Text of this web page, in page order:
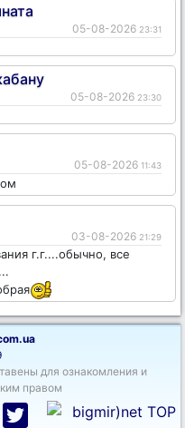
05-08-2026 23:31
05-08-2026 23:30
05-08-2026 11:43
03-08-2026 21:29
г.г....обычно, все
для ознакомления и
правом